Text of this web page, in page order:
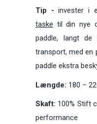
Tip - invester i
taske til din nye
paddle, langt
transport, med en
paddle ekstra
Længde: 180 –
Skaft: 100% Stift
performance